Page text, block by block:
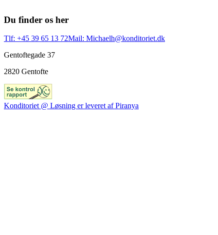
Du finder os her
Tlf: +45 39 65 13 72Mail: Michaelh@konditoriet.dk
Gentoftegade 37
2820 Gentofte
Konditoriet @ Løsning er leveret af Piranya